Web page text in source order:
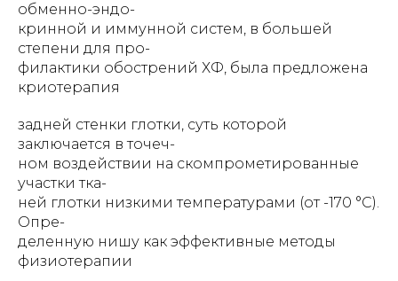
обменно-эндо-
кринной и иммунной систем, в большей
степени для про-
филактики обострений ХФ, была предложена
криотерапия
задней стенки глотки, суть которой
заключается в точеч-
ном воздействии на скомпрометированные
участки тка-
ней глотки низкими температурами (от -170 °C).
Опре-
деленную нишу как эффективные методы
физиотерапии